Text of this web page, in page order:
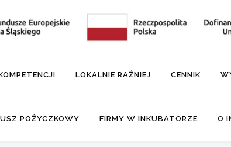
LOKALNIE RAŹNIEJ CENNIK
POŻYCZKOWY FIRMY W INKUBATORZE O